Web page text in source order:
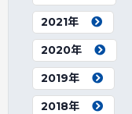
2021年
2020年
2019年
2018年